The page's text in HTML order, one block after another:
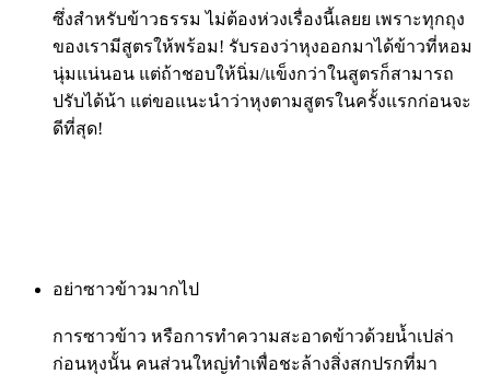
ซึ่งสำหรับข้าวธรรม ไม่ต้องห่วงเรื่องนี้เลยย เพราะทุกถุง
ของเรามีสูตรให้พร้อม! รับรองว่าหุงออกมาได้ข้าวที่หอม
นุ่มแน่นอน แต่ถ้าชอบให้นิ่ม/แข็งกว่าในสูตรก็สามารถ
ปรับได้น้า แต่ขอแนะนำว่าหุงตามสูตรในครั้งแรกก่อนจะ
ดีที่สุด!
อย่าซาวข้าวมากไป
การซาวข้าว หรือการทำความสะอาดข้าวด้วยน้ำเปล่า
ก่อนหุงนั้น คนส่วนใหญ่ทำเพื่อชะล้างสิ่งสกปรกที่มา